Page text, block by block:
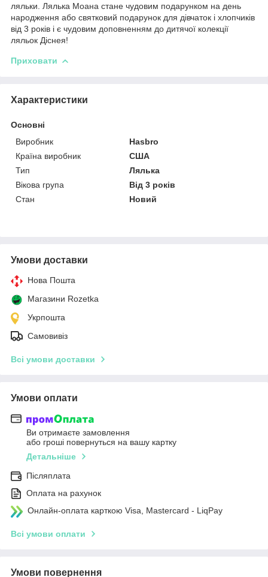
ляльки. Лялька Моана стане чудовим подарунком на день
народження або святковий подарунок для дівчаток і хлопчиків
від 3 років і є чудовим доповненням до дитячої колекції
ляльок Діснея!
Приховати
Характеристики
Основні
Виробник
Hasbro
Країна виробник
США
Тип
Лялька
Вікова група
Від 3 років
Стан
Новий
Умови доставки
Нова Пошта
Магазини Rozetka
Укрпошта
Самовивіз
Всі умови доставки
Умови оплати
Ви отримаєте замовлення
або гроші повернуться на вашу картку
Детальніше
Післяплата
Оплата на рахунок
Онлайн-оплата карткою Visa, Mastercard - LiqPay
Всі умови оплати
Умови повернення